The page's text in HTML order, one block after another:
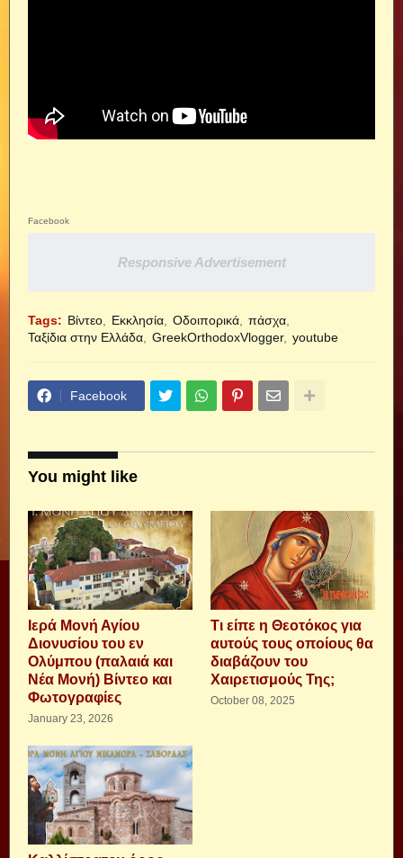
Facebook
Responsive Advertisement
Tags: Βίντεο Εκκλησία Οδοιπορικά
πάσχα
Ταξίδια στην Ελλάδα
GreekOrthodoxVlogger youtube
Facebook
You might like
Ιερά Μονή Αγίου
Διονυσίου του εν
Ολύμπου (παλαιά και
Νέα Μονή) Βίντεο και
Φωτογραφίες
January 23, 2026
Τι είπε η Θεοτόκος για
αυτούς τους οποίους θα
διαβάζουν του
Χαιρετισμούς Της;
October 08, 2025